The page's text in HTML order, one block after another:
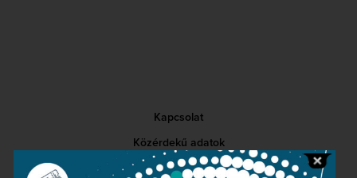
Kapcsolat
Közérdekű adatok
Sajtószoba